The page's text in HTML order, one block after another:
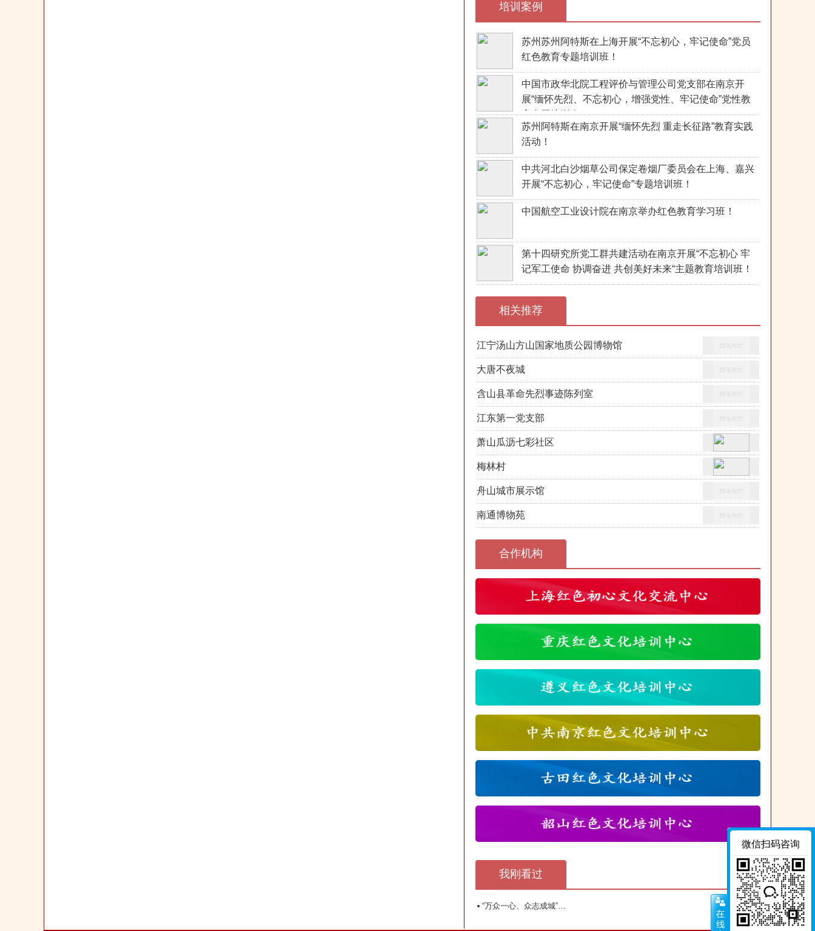
培训案例
苏州苏州阿特斯在上海开展“不忘初心，牢记使命”党员
红色教育专题培训班！
中国市政华北院工程评价与管理公司党支部在南京开
展“缅怀先烈、不忘初心，增强党性、牢记使命”党性教
育专题培训班！
苏州阿特斯在南京开展“缅怀先烈 重走长征路”教育实践
活动！
中共河北白沙烟草公司保定卷烟厂委员会在上海、嘉兴
开展“不忘初心，牢记使命”专题培训班！
中国航空工业设计院在南京举办红色教育学习班！
第十四研究所党工群共建活动在南京开展“不忘初心 牢
记军工使命 协调奋进 共创美好未来“主题教育培训班！
相关推荐
江宁汤山方山国家地质公园博物馆
大唐不夜城
含山县革命先烈事迹陈列室
江东第一党支部
萧山瓜沥七彩社区
梅林村
舟山城市展示馆
南通博物苑
合作机构
我刚看过
“万众一心、众志成城”抗震救灾主题展览馆-四川成都市都江堰市党史教育基地-南京红色文化教育培训中心
微信扫码咨询